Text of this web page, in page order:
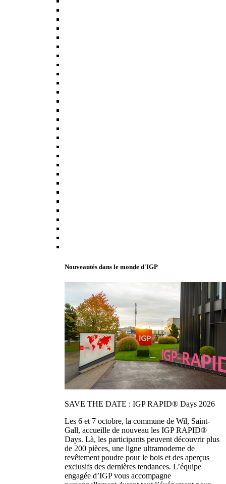
Nouveautés dans le monde d'IGP
SAVE THE DATE : IGP RAPID® Days 2026
Les 6 et 7 octobre, la commune de Wil, Saint-
Gall, accueille de nouveau les IGP RAPID®
Days. Là, les participants peuvent découvrir plus
de 200 pièces, une ligne ultramoderne de
revêtement poudre pour le bois et des aperçus
exclusifs des dernières tendances. L’équipe
engagée d’IGP vous accompagne